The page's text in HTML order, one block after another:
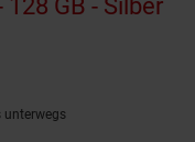
GB - Silber
unterwegs